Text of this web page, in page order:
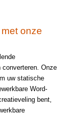
onze
converteren. Onze
uw statische
Word-
bent,